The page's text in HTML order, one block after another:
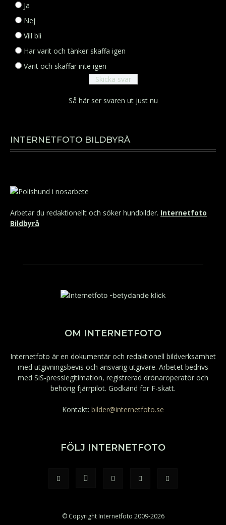
Ja
Nej
Vill bli
Har varit och tänker skaffa igen
Varit och skaffar inte igen
Så här ser svaren ut just nu
INTERNETFOTO BILDBYRÅ
Arbetar du redaktionellt och söker hundbilder. Internetfoto
Bildbyrå
OM INTERNETFOTO
Internetfoto är en dokumentär och redaktionell bildverksamhet
med utgivningsbevis och ansvarig utgivare. Arbetet bedrivs
med SiS-presslegitimation, registrerad drönaroperatör och
behörig fjärrpilot. Godkänd för F-skatt.
Kontakt: bilder@internetfoto.se
FÖLJ INTERNETFOTO
© Copyright Internetfoto 2009-2026